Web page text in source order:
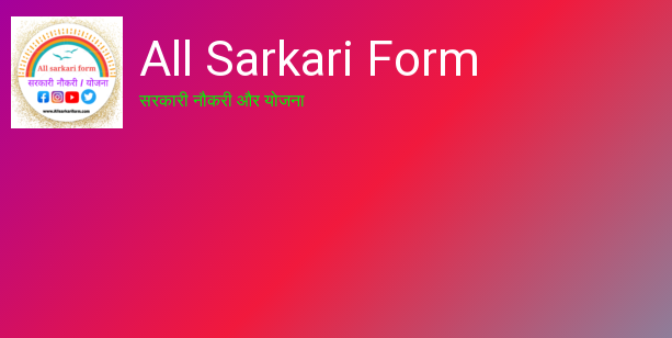
All Sarkari Form
सरकारी नौकरी और योजना